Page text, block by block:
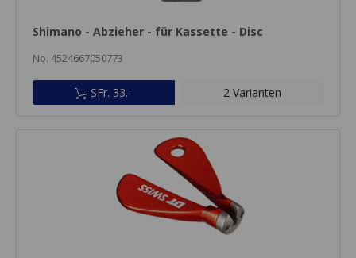
Shimano - Abzieher - für Kassette - Disc
No. 4524667050773
SFr. 33.- 2 Varianten